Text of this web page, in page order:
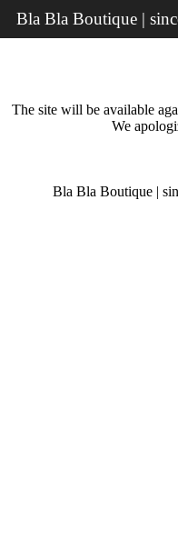
Bla Bla Boutique |
The site will be available
We
Bla Bla Boutique |